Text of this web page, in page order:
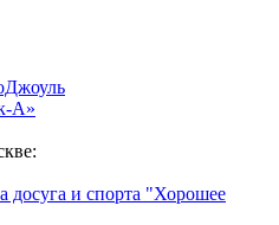
А»
досуга и спорта "Хорошее